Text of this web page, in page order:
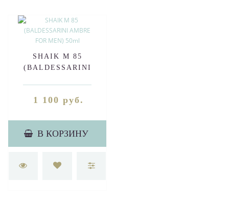
SHAIK M 85
(BALDESSARINI
1 100 руб.
В КОРЗИНУ